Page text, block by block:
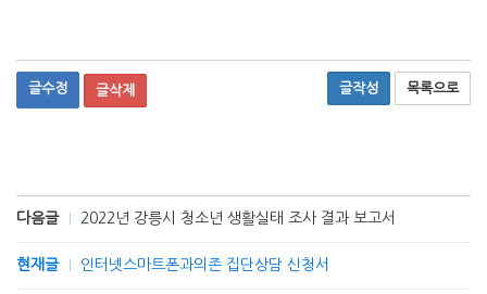
글수정 글삭제 글작성 목록으로
다음글 2022년 강릉시 청소년 생활실태 조사 결과 보고서
현재글 인터넷스마트폰과의존 집단상담 신청서